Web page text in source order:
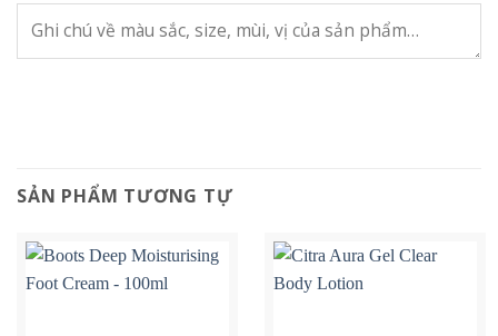
SẢN PHẨM TƯƠNG TỰ